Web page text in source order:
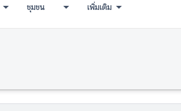
ชุมชน เพิ่มเติม